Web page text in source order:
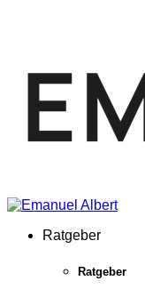
Ratgeber
Ratgeber